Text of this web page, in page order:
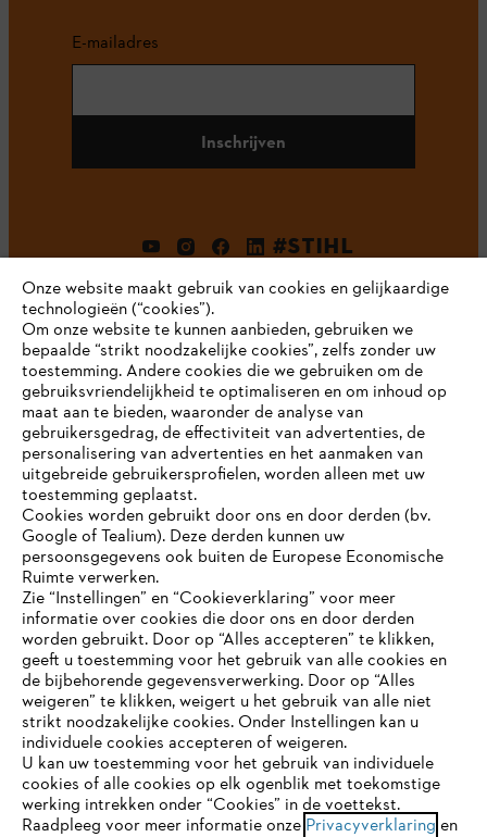
E-mailadres
Inschrijven
#STIHL
Bedrijf
STIHL FAQ
Contact
Gegevensbescherming Impressum
Cookie-informatie Juridische informatie
JE BROWSER WORDT NIET
ONDERSTEUND
Je gebruikt een browser die we nog niet ondersteunen. Om
onze website optimaal te kunnen gebruiken, raden we aan dat
je overschakelt op één van de volgende browsers:
Onze website maakt gebruik van cookies en gelijkaardige
technologieën (“cookies”).
Om onze website te kunnen aanbieden, gebruiken we
bepaalde “strikt noodzakelijke cookies”, zelfs zonder uw
toestemming. Andere cookies die we gebruiken om de
gebruiksvriendelijkheid te optimaliseren en om inhoud op
maat aan te bieden, waaronder de analyse van
gebruikersgedrag, de effectiviteit van advertenties, de
personalisering van advertenties en het aanmaken van
uitgebreide gebruikersprofielen, worden alleen met uw
toestemming geplaatst.
Cookies worden gebruikt door ons en door derden (bv.
Google of Tealium). Deze derden kunnen uw
persoonsgegevens ook buiten de Europese Economische
Ruimte verwerken.
Zie “Instellingen” en “Cookieverklaring” voor meer
informatie over cookies die door ons en door derden
worden gebruikt. Door op “Alles accepteren” te klikken,
geeft u toestemming voor het gebruik van alle cookies en
de bijbehorende gegevensverwerking. Door op “Alles
weigeren” te klikken, weigert u het gebruik van alle niet
strikt noodzakelijke cookies. Onder Instellingen kan u
individuele cookies accepteren of weigeren.
U kan uw toestemming voor het gebruik van individuele
cookies of alle cookies op elk ogenblik met toekomstige
werking intrekken onder “Cookies” in de voettekst.
Raadpleeg voor meer informatie onze Privacyverklaring en